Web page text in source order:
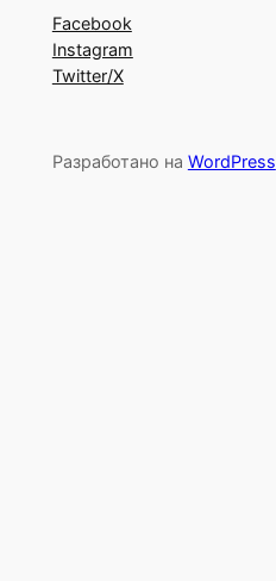
Facebook
Instagram
Twitter/X
Разработано на WordPress